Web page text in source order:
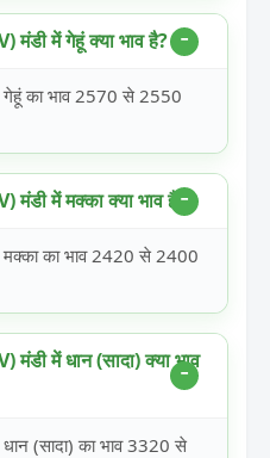
में गेहूं क्या भाव है?
का भाव 2570 से 2550
में मक्का क्या भाव है?
का भाव 2420 से 2400
में धान (सादा) क्या भाव
(सादा) का भाव 3320 से